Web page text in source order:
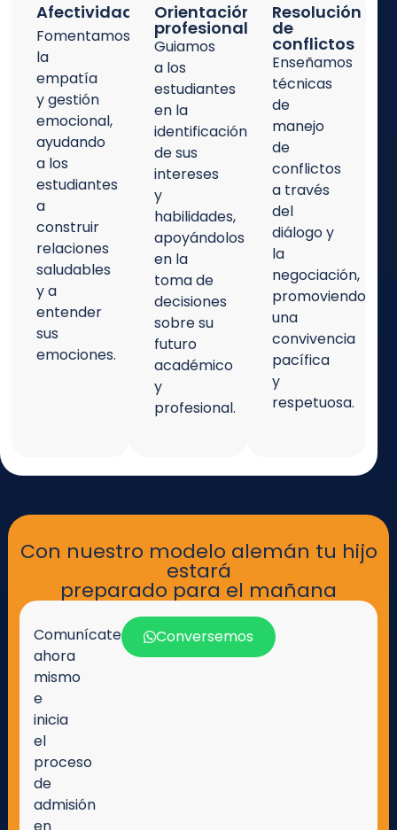
Afectividad
Fomentamos
la
empatía
y gestión
emocional,
ayudando
a los
estudiantes
a
construir
relaciones
saludables
y a
entender
sus
emociones.
Orientación
profesional
Guiamos
a los
estudiantes
en la
identificación
de sus
intereses
y
habilidades,
apoyándolos
en la
toma de
decisiones
sobre su
futuro
académico
y
profesional.
Resolución
de
conflictos
Enseñamos
técnicas
de
manejo
de
conflictos
a través
del
diálogo y
la
negociación,
promoviendo
una
convivencia
pacífica
y
respetuosa.
Con nuestro modelo alemán tu hijo
estará
preparado para el mañana
Comunícate
ahora
mismo
e
inicia
el
proceso
de
admisión
en
Conversemos